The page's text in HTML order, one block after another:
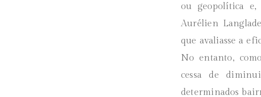
ou geopolítica
Aurélien
que avaliasse a
No entanto,
cessa de
determinados